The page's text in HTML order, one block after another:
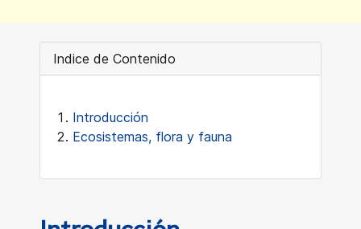
Indice de Contenido
Introducción
Ecosistemas, flora y fauna